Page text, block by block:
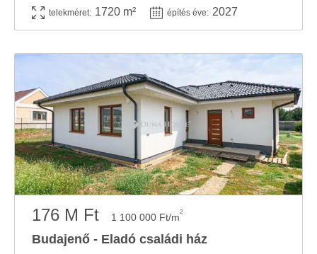
telekméret: 1720 m² építés éve: 2027
176 M Ft 1 100 000 Ft/m2
Budajenő - Eladó családi ház